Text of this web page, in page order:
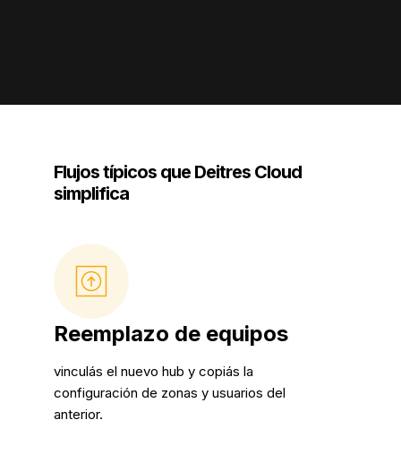
Flujos típicos que Deitres Cloud
simplifica
Reemplazo de equipos
vinculás el nuevo hub y copiás la
configuración de zonas y usuarios del
anterior.